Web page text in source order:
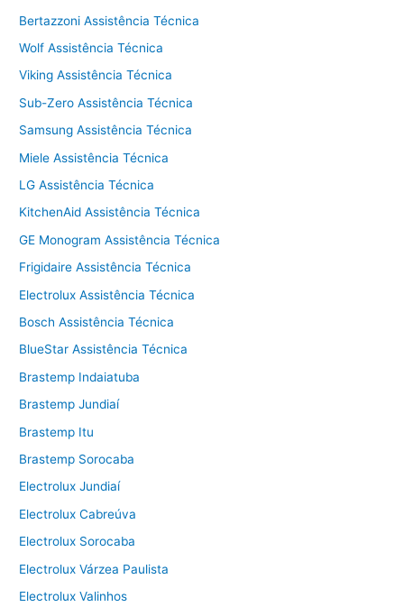
Bertazzoni Assistência Técnica
Wolf Assistência Técnica
Viking Assistência Técnica
Sub-Zero Assistência Técnica
Samsung Assistência Técnica
Miele Assistência Técnica
LG Assistência Técnica
KitchenAid Assistência Técnica
GE Monogram Assistência Técnica
Frigidaire Assistência Técnica
Electrolux Assistência Técnica
Bosch Assistência Técnica
BlueStar Assistência Técnica
Brastemp Indaiatuba
Brastemp Jundiaí
Brastemp Itu
Brastemp Sorocaba
Electrolux Jundiaí
Electrolux Cabreúva
Electrolux Sorocaba
Electrolux Várzea Paulista
Electrolux Valinhos